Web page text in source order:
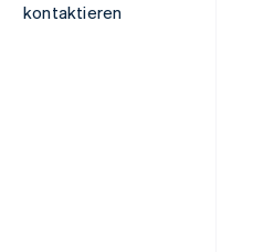
kontaktieren